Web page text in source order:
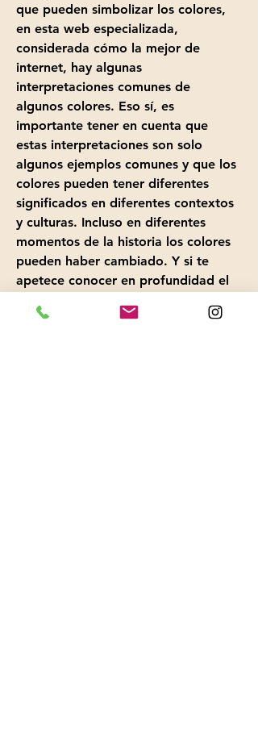
que pueden simbolizar los colores,
en esta web especializada,
considerada cómo la mejor de
internet, hay algunas
interpretaciones comunes de
algunos colores. Eso sí, es
importante tener en cuenta que
estas interpretaciones son solo
algunos ejemplos comunes y que los
colores pueden tener diferentes
significados en diferentes contextos
y culturas. Incluso en diferentes
momentos de la historia los colores
pueden haber cambiado. Y si te
apetece conocer en profundidad el
biblia entra en este portal